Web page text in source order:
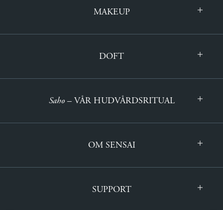
MAKEUP
DOFT
Saho– VÅR HUDVÅRDSRITUAL
OM SENSAI
SUPPORT